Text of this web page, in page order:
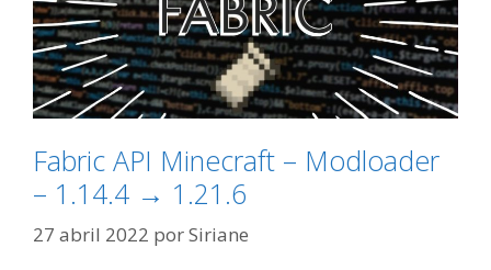
Fabric API Minecraft – Modloader
– 1.14.4 → 1.21.6
27 abril 2022 porSiriane